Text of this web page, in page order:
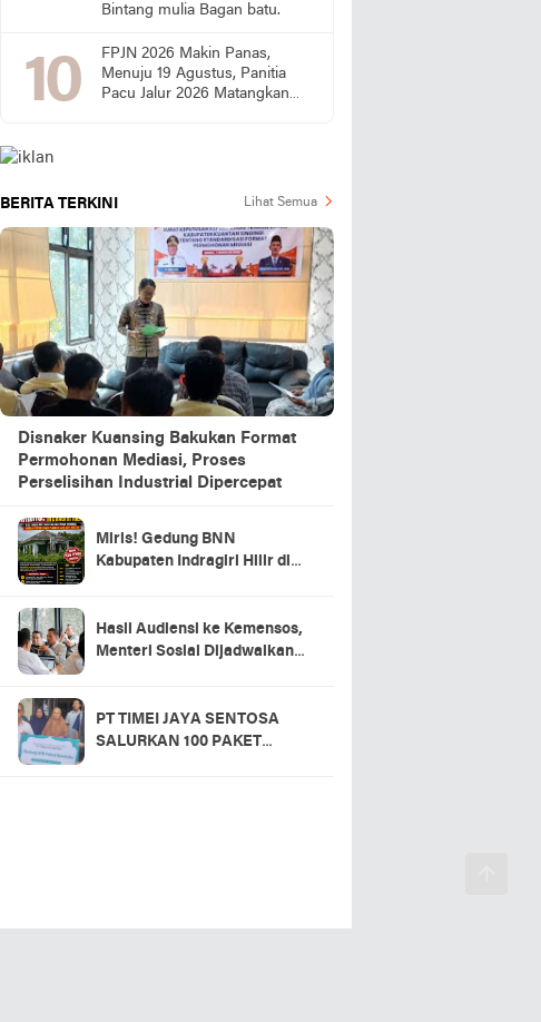
Bintang mulia Bagan batu.
FPJN 2026 Makin Panas,
Menuju 19 Agustus, Panitia
Pacu Jalur 2026 Matangkan
BERITA TERKINI Lihat Semua
Disnaker Kuansing Bakukan Format
Permohonan Mediasi, Proses
Perselisihan Industrial Dipercepat
Miris! Gedung BNN
Kabupaten Indragiri Hilir di
Pertanyakan Pemanfaatan
Aset Negara
Hasil Audiensi ke Kemensos,
Menteri Sosial Dijadwalkan
Kuansing
PT TIMEI JAYA SENTOSA
SALURKAN 100 PAKET